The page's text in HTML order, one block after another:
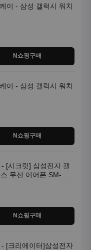
이 - 삼성 갤럭시 워치
N쇼핑구매
이 - 삼성 갤럭시 워치
N쇼핑구매
[시크릿] 삼성전자 갤
무선 이어폰 SM-
N쇼핑구매
[크리에이터]삼성전자